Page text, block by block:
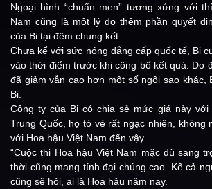
Ngoại hình “chuẩn men” tương xứng với
Nam cũng là một lý do thêm phần quyết
của Bi tại đêm chung kết.
Chưa kể với sức nóng đẳng cấp quốc tế, Bi
vào thời điểm trước khi công bố kết quả. Do
đã giảm vẫn cao hơn một số ngôi sao khác,
Bi.
Công ty của Bi có chia sẻ mức giá này
Trung Quốc, họ tỏ vẻ rất ngạc nhiên, không
với Hoa hậu Việt Nam đến vậy.
“Cuộc thi Hoa hậu Việt Nam mặc dù sang
thời cũng mang tính đại chúng cao. Kể cả
cũng sẽ hỏi, ai là Hoa hậu năm nay.